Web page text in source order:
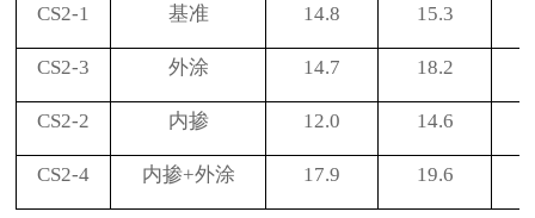
CS2-1 基准 14.8 15.3
CS2-3 外涂 14.7 18.2
CS2-2 内掺 12.0 14.6
CS2-4 内掺+外涂 17.9 19.6